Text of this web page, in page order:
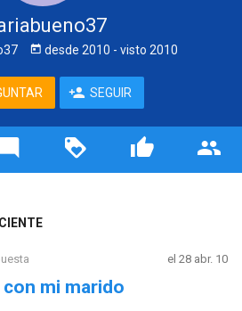
desde 2010 - visto 2010
SEGUIR
el 28 abr. 10
mi marido